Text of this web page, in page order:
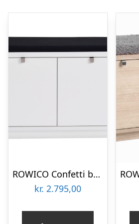
ROWICO Confetti bænk – hvidlakeret træ/sort stofhynde, m. 2 skuffer
kr. 2.795,00